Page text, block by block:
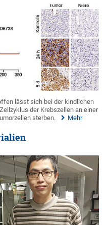
lässt sich bei der kindlichen
der Krebszellen an einer
sterben.
Mehr